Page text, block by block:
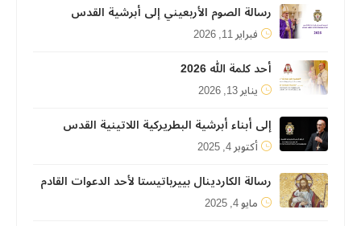
رسالة الصوم الأربعيني إلى أبرشية القدس
فبراير 11, 2026
أحد كلمة الله 2026
يناير 13, 2026
إلى أبناء أبرشية البطريركية اللاتينية القدس
أكتوبر 4, 2025
رسالة الكاردينال بييرباتيستا لأحد الدعوات القادم
مايو 4, 2025